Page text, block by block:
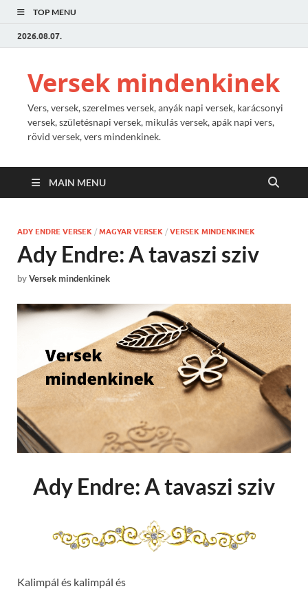
TOP MENU
2026.08.07.
Versek mindenkinek
Vers, versek, szerelmes versek, anyák napi versek, karácsonyi
versek, születésnapi versek, mikulás versek, apák napi vers,
rövid versek, vers mindenkinek.
MAIN MENU
ADY ENDRE VERSEK / MAGYAR VERSEK / VERSEK MINDENKINEK
Ady Endre: A tavaszi sziv
byVersek mindenkinek
Ady Endre: A tavaszi sziv
Kalimpál és kalimpál és